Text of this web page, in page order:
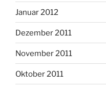
Januar 2012
Dezember 2011
November 2011
Oktober 2011